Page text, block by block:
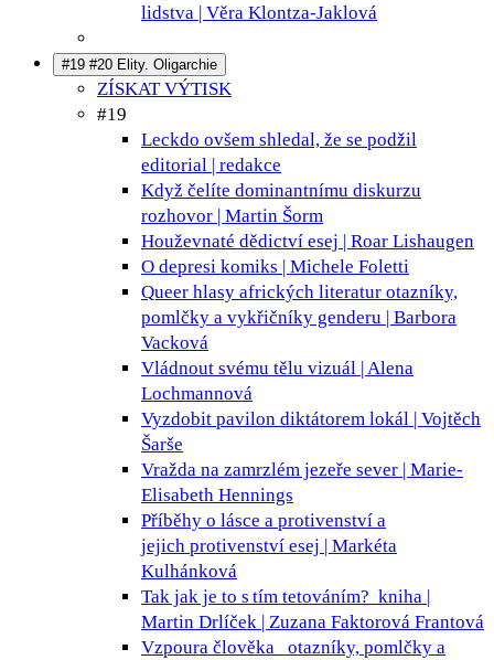
lidstva | Věra Klontza-Jaklová
#19 #20 Elity. Oligarchie
ZÍSKAT VÝTISK
#19
Leckdo ovšem shledal, že se podžil
editorial | redakce
Když čelíte dominantnímu diskurzu
rozhovor | Martin Šorm
Houževnaté dědictví esej | Roar Lishaugen
O depresi komiks | Michele Foletti
Queer hlasy afrických literatur otazníky,
pomlčky a vykřičníky genderu | Barbora
Vacková
Vládnout svému tělu vizuál | Alena
Lochmannová
Vyzdobit pavilon diktátorem lokál | Vojtěch
Šarše
Vražda na zamrzlém jezeře sever | Marie-
Elisabeth Hennings
Příběhy o lásce a protivenství a
jejich protivenství esej | Markéta
Kulhánková
Tak jak je to s tím tetováním? kniha |
Martin Drlíček | Zuzana Faktorová Frantová
Vzpoura člověka
otazníky, pomlčky a